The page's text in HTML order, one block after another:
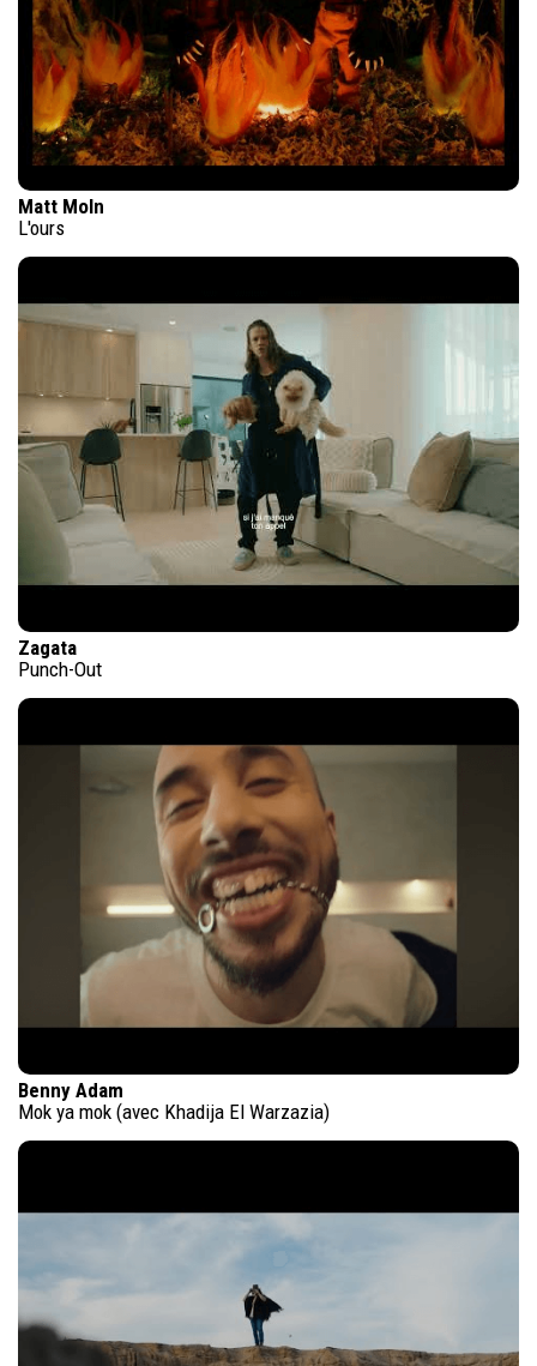
Matt Moln
L'ours
Zagata
Punch-Out
Benny Adam
Mok ya mok (avec Khadija El Warzazia)